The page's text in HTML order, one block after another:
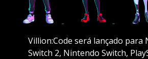
Villion:Code será lançado para
Switch 2, Nintendo Switch,